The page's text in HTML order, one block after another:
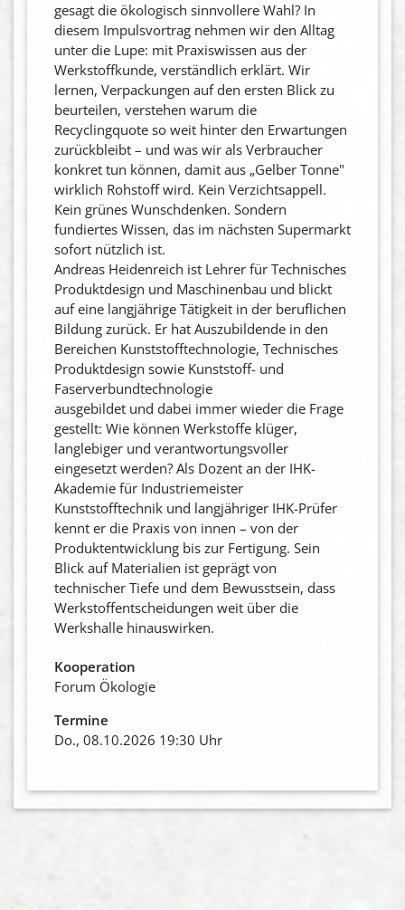
gesagt die ökologisch sinnvollere Wahl? In
diesem Impulsvortrag nehmen wir den Alltag
unter die Lupe: mit Praxiswissen aus der
Werkstoffkunde, verständlich erklärt. Wir
lernen, Verpackungen auf den ersten Blick zu
beurteilen, verstehen warum die
Recyclingquote so weit hinter den Erwartungen
zurückbleibt – und was wir als Verbraucher
konkret tun können, damit aus „Gelber Tonne"
wirklich Rohstoff wird. Kein Verzichtsappell.
Kein grünes Wunschdenken. Sondern
fundiertes Wissen, das im nächsten Supermarkt
sofort nützlich ist.
Andreas Heidenreich ist Lehrer für Technisches
Produktdesign und Maschinenbau und blickt
auf eine langjährige Tätigkeit in der beruflichen
Bildung zurück. Er hat Auszubildende in den
Bereichen Kunststofftechnologie, Technisches
Produktdesign sowie Kunststoff- und
Faserverbundtechnologie
ausgebildet und dabei immer wieder die Frage
gestellt: Wie können Werkstoffe klüger,
langlebiger und verantwortungsvoller
eingesetzt werden? Als Dozent an der IHK-
Akademie für Industriemeister
Kunststofftechnik und langjähriger IHK-Prüfer
kennt er die Praxis von innen – von der
Produktentwicklung bis zur Fertigung. Sein
Blick auf Materialien ist geprägt von
technischer Tiefe und dem Bewusstsein, dass
Werkstoffentscheidungen weit über die
Werkshalle hinauswirken.
Kooperation
Forum Ökologie
Termine
Do., 08.10.2026 19:30 Uhr